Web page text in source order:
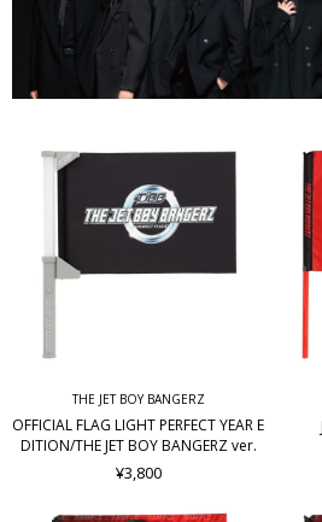
THE JET BOY BANGERZ
OFFICIAL FLAG LIGHT PERFECT YEAR E
DITION/THE JET BOY BANGERZ ver.
¥3,800